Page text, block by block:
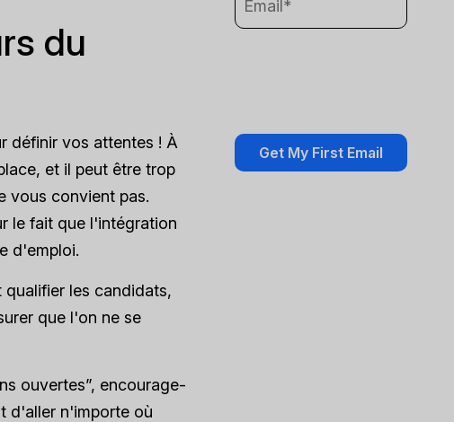
du
définir vos attentes ! À
et il peut être trop
vous convient pas.
le fait que l'intégration
d'emploi.
les candidats,
que l'on ne se
ouvertes”, encourage-
d'aller n'importe où